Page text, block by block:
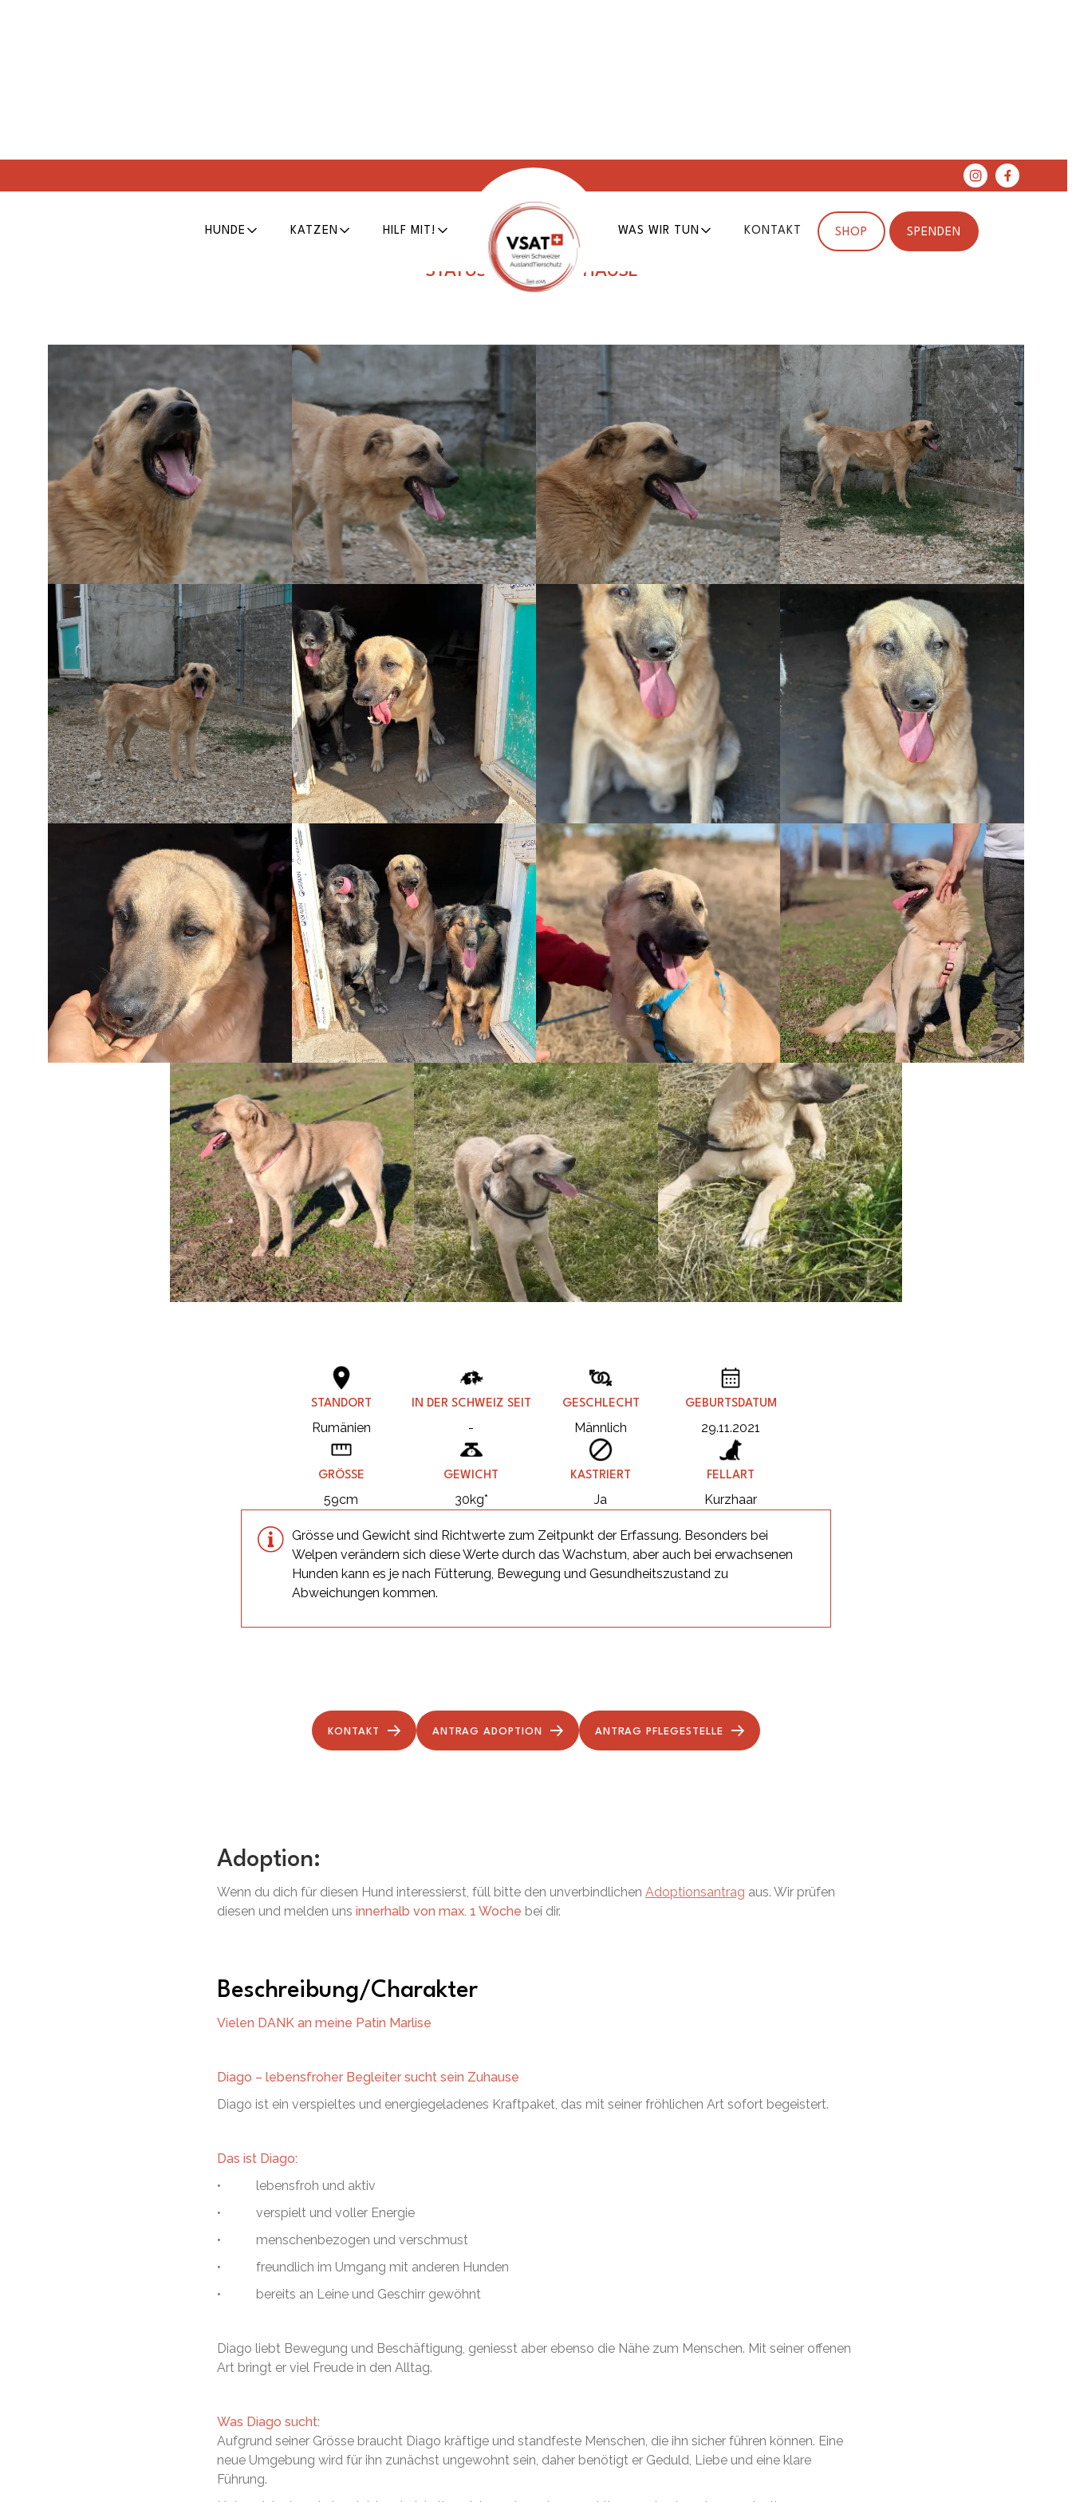
HUNDE KATZEN HILF MIT! WAS WIR TUN KONTAKT SHOP SPENDEN
Diago
09.05.2022 Tier Nr.
STATUS: SUCHT ZUHAUSE
STANDORT
Rumänien
IN DER SCHWEIZ SEIT
-
GESCHLECHT
Männlich
GEBURTSDATUM
29.11.2021
GRÖSSE
59cm
GEWICHT
30kg*
KASTRIERT
Ja
FELLART
Kurzhaar
Grösse und Gewicht sind Richtwerte zum Zeitpunkt der Erfassung. Besonders bei
Welpen verändern sich diese Werte durch das Wachstum, aber auch bei erwachsenen
Hunden kann es je nach Fütterung, Bewegung und Gesundheitszustand zu
Abweichungen kommen.
KONTAKT ANTRAG ADOPTION ANTRAG PFLEGESTELLE
Adoption:
Wenn du dich für diesen Hund interessierst, füll bitte den unverbindlichen Adoptionsantrag aus. Wir prüfen
diesen und melden uns innerhalb von max. 1 Woche bei dir.
Beschreibung/Charakter
Vielen DANK an meine Patin Marlise
Diago – lebensfroher Begleiter sucht sein Zuhause
Diago ist ein verspieltes und energiegeladenes Kraftpaket, das mit seiner fröhlichen Art sofort begeistert.
Das ist Diago:
• lebensfroh und aktiv
• verspielt und voller Energie
• menschenbezogen und verschmust
• freundlich im Umgang mit anderen Hunden
• bereits an Leine und Geschirr gewöhnt
Diago liebt Bewegung und Beschäftigung, geniesst aber ebenso die Nähe zum Menschen. Mit seiner offenen
Art bringt er viel Freude in den Alltag.
Was Diago sucht:
Aufgrund seiner Grösse braucht Diago kräftige und standfeste Menschen, die ihn sicher führen können. Eine
neue Umgebung wird für ihn zunächst ungewohnt sein, daher benötigt er Geduld, Liebe und eine klare
Führung.